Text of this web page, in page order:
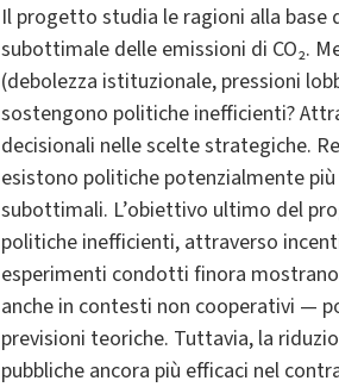
Il progetto studia le ragioni alla base
subottimale delle emissioni di CO₂.
(debolezza istituzionale, pressioni
sostengono politiche inefficienti?
decisionali nelle scelte strategiche.
esistono politiche potenzialmente
subottimali. L’obiettivo ultimo del
politiche inefficienti, attraverso
esperimenti condotti finora
anche in contesti non cooperativi —
previsioni teoriche. Tuttavia, la
pubbliche ancora più efficaci nel